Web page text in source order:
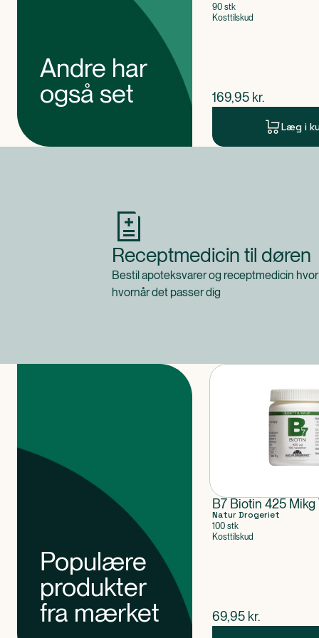
Andre har
også set
90 stk
Kosttilskud
$nuværende pris
169,95 kr.
Læg i
Receptmedicin til døren
Bestil apoteksvarer og receptmedicin
hvornår det passer dig
Populære
produkter
fra mærket
B7 Biotin 425
Natur Drogeriet
100 stk
Kosttilskud
$nuværende pris
69,95 kr.